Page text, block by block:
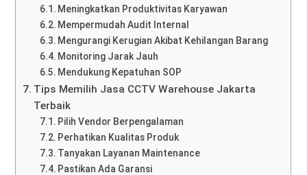
Meningkatkan Produktivitas Karyawan
Mempermudah Audit Internal
Mengurangi Kerugian Akibat Kehilangan Barang
Monitoring Jarak Jauh
Mendukung Kepatuhan SOP
Tips Memilih Jasa CCTV Warehouse Jakarta
Terbaik
Pilih Vendor Berpengalaman
Perhatikan Kualitas Produk
Tanyakan Layanan Maintenance
Pastikan Ada Garansi